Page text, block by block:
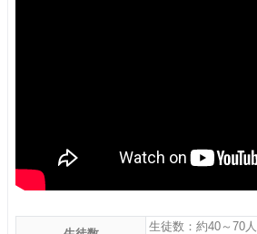
生徒数：約40～70人